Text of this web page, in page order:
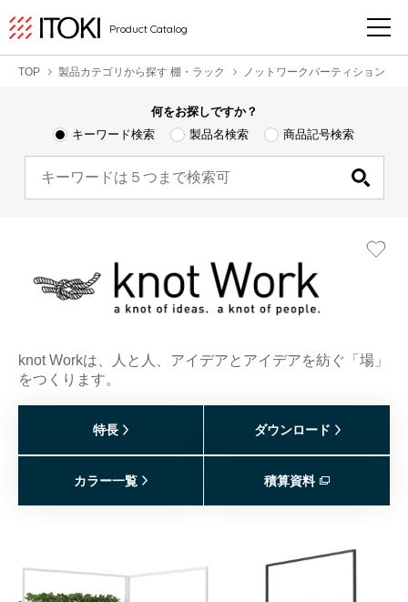
Product Catalog
TOP 製品カテゴリから探す 棚・ラック ノットワークパーティション
何をお探しですか？
キーワード検索
製品名検索 商品記号検索
knot Workは、人と人、アイデアとアイデアを紡ぐ「場」
をつくります。
特長 ダウンロード
カラー一覧 積算資料